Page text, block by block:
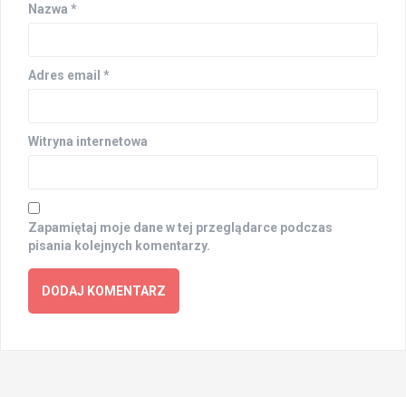
Nazwa *
Adres email *
Witryna internetowa
Zapamiętaj moje dane w tej przeglądarce podczas
pisania kolejnych komentarzy.